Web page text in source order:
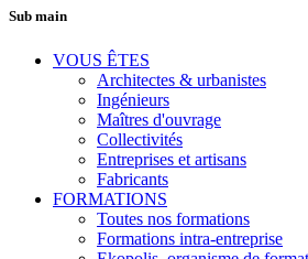
Sub main
VOUS ÊTES
Architectes & urbanistes
Ingénieurs
Maîtres d'ouvrage
Collectivités
Entreprises et artisans
Fabricants
FORMATIONS
Toutes nos formations
Formations intra-entreprise